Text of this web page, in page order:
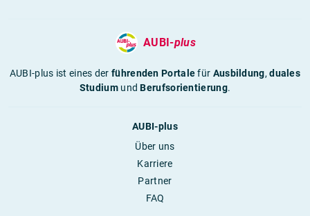
AUBI-plus
AUBI-plus ist eines derführenden Portalefür Ausbildung,duales
StudiumundBerufsorientierung.
AUBI-plus
Über uns
Karriere
Partner
FAQ